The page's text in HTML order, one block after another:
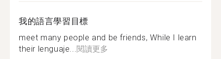
我的語言學習目標
meet many people and be friends, While I learn
their lenguaje...閱讀更多